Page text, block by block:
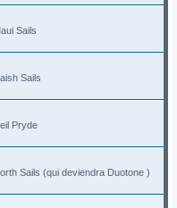
Sails
Sails
Pryde
Sails (qui deviendra Duotone )